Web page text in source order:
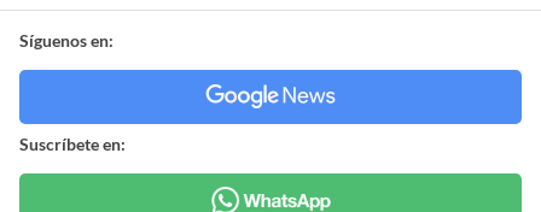
Síguenos en:
Suscríbete en: